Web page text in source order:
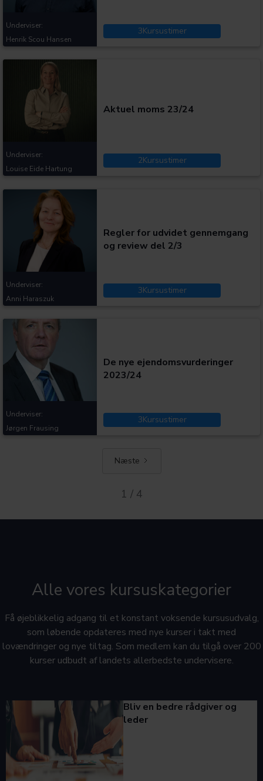
3Kursustimer
Underviser:
Henrik Scou Hansen
Aktuel moms 23/24
2Kursustimer
Underviser:
Louise Eide Hartung
Regler for udvidet gennemgang
og review del 2/3
3Kursustimer
Underviser:
Anni Haraszuk
De nye ejendomsvurderinger
2023/24
3Kursustimer
Underviser:
Jørgen Frausing
Næste
1 / 4
Alle vores kursuskategorier
Få øjeblikkelig adgang til et konstant voksende kursusudvalg,
som løbende opdateres med nye kurser i takt med
lovændringer og nye tiltag. Som medlem kan du tilgå over 200
kurser udbudt af landets allerbedste undervisere.
Bliv en bedre rådgiver og
leder